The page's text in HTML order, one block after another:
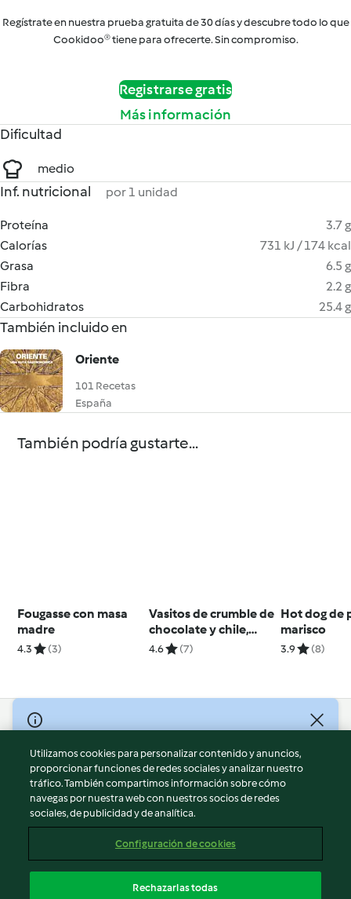
Regístrate en nuestra prueba gratuita de 30 días y descubre todo lo que
Cookidoo® tiene para ofrecerte. Sin compromiso.
Registrarse gratis
Más información
Dificultad
medio
Inf. nutricional por 1 unidad
Proteína
3.7 g
Calorías
731 kJ / 174 kcal
Grasa
6.5 g
Fibra
2.2 g
Carbohidratos
25.4 g
También incluido en
Oriente
101 Recetas
España
También podría gustarte...
Fougasse con masa
madre
4.3 (3)
Vasitos de crumble de
chocolate y chile,
reducción de frutos
4.6 (7)
Hot dog de
marisco
3.9 (8)
© Copyright 2026
Términos de uso
Política de privacidad
Aviso legal
Información legal
Reportar contenido
Utilizamos cookies para personalizar contenido y anuncios,
proporcionar funciones de redes sociales y analizar nuestro
tráfico. También compartimos información sobre cómo
navegas por nuestra web con nuestros socios de redes
sociales, de publicidad y de analítica.
Configuración de cookies
Rechazarlas todas